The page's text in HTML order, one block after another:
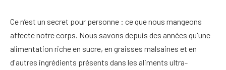
Ce n’est un secret pour personne : ce que nous mangeons
affecte notre corps. Nous savons depuis des années qu'une
alimentation riche en sucre, en graisses malsaines et en
d'autres ingrédients présents dans les aliments ultra-